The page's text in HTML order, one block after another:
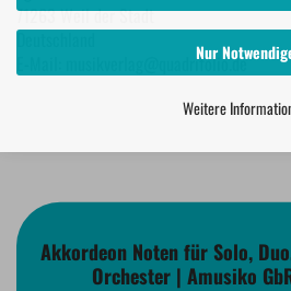
Nur
Weitere
71263 Weil der Stadt
Deutschland
E-Mail: musikverlag@quadrifolio.de
Akkordeon Noten für Solo,
Orchester | Amusiko